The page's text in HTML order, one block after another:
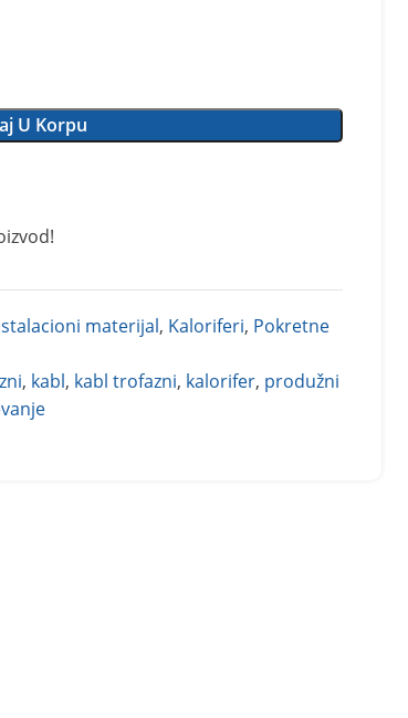
U Korpu
materijal, Kaloriferi, Pokretne
, kabl, kabl trofazni, kalorifer, produžni